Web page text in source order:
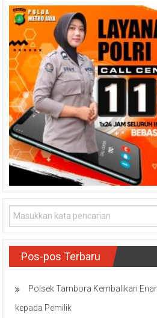
Pos-pos Terbaru
Polsek Tambora Kembalikan
kepada Pemilik